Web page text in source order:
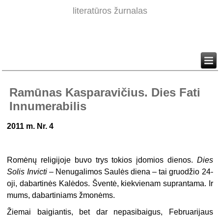
literatūros žurnalas
Ramūnas Kasparavičius. Dies Fati
Innumerabilis
2011 m. Nr. 4
Romėnų religijoje buvo trys tokios įdomios dienos. Dies
Solis Invicti– Nenugalimos Saulės diena – tai gruodžio 24-
oji, dabartinės Kalėdos. Šventė, kiekvienam suprantama. Ir
mums, dabartiniams žmonėms.
Žiemai baigiantis, bet dar nepasibaigus, Februarijaus